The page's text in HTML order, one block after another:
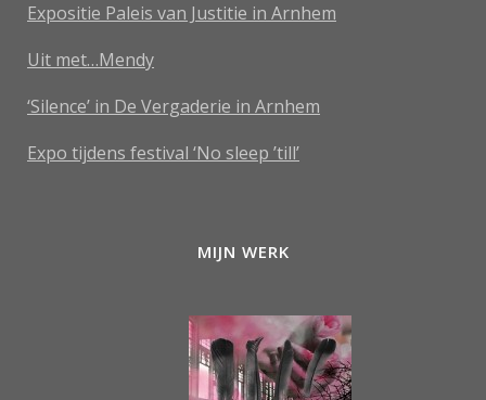
Expositie Paleis van Justitie in Arnhem
Uit met…Mendy
‘Silence’ in De Vergaderie in Arnhem
Expo tijdens festival ‘No sleep ’till’
MIJN WERK